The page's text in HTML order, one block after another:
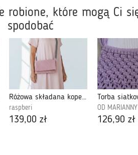
robione, które mogą Ci
spodobać
Różowa składana kopertówka baranek
raspberi
139,00 zł
Torba
OD MARIANNY
126,90 zł